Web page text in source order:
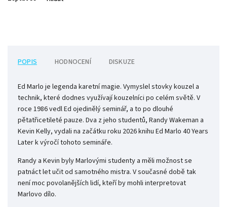
POPIS HODNOCENÍ DISKUZE
Ed Marlo je legenda karetní magie. Vymyslel stovky kouzel a
technik, které dodnes využívají kouzelníci po celém světě. V
roce 1986 vedl Ed ojedinělý seminář, a to po dlouhé
pětatřicetileté pauze. Dva z jeho studentů, Randy Wakeman a
Kevin Kelly, vydali na začátku roku 2026 knihu Ed Marlo 40 Years
Later k výročí tohoto semináře.
Randy a Kevin byly Marlovými studenty a měli možnost se
patnáct let učit od samotného mistra. V současné době tak
není moc povolanějších lidí, kteří by mohli interpretovat
Marlovo dílo.